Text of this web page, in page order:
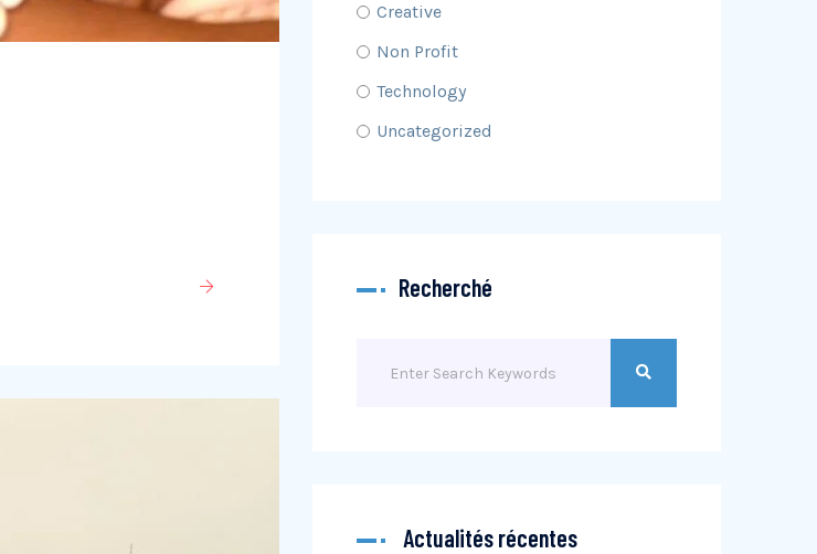
Creative
Non Profit
Technology
Uncategorized
Recherché
Actualités récentes